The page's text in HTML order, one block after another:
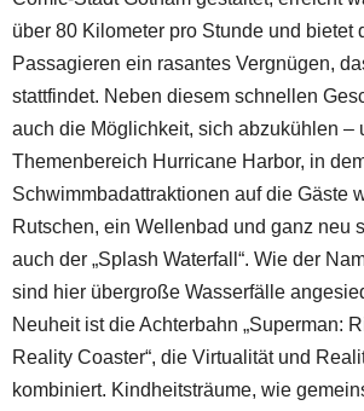
über 80 Kilometer pro Stunde und bietet
Passagieren ein rasantes Vergnügen,
stattfindet. Neben diesem schnellen
auch die Möglichkeit, sich abzukühlen –
Themenbereich Hurricane Harbor, in
Schwimmbadattraktionen auf die Gäste
Rutschen, ein Wellenbad und ganz neu
auch der „Splash Waterfall“. Wie der
sind hier übergroße Wasserfälle
Neuheit ist die Achterbahn „Superman:
Reality Coaster“, die Virtualität und
kombiniert. Kindheitsträume, wie